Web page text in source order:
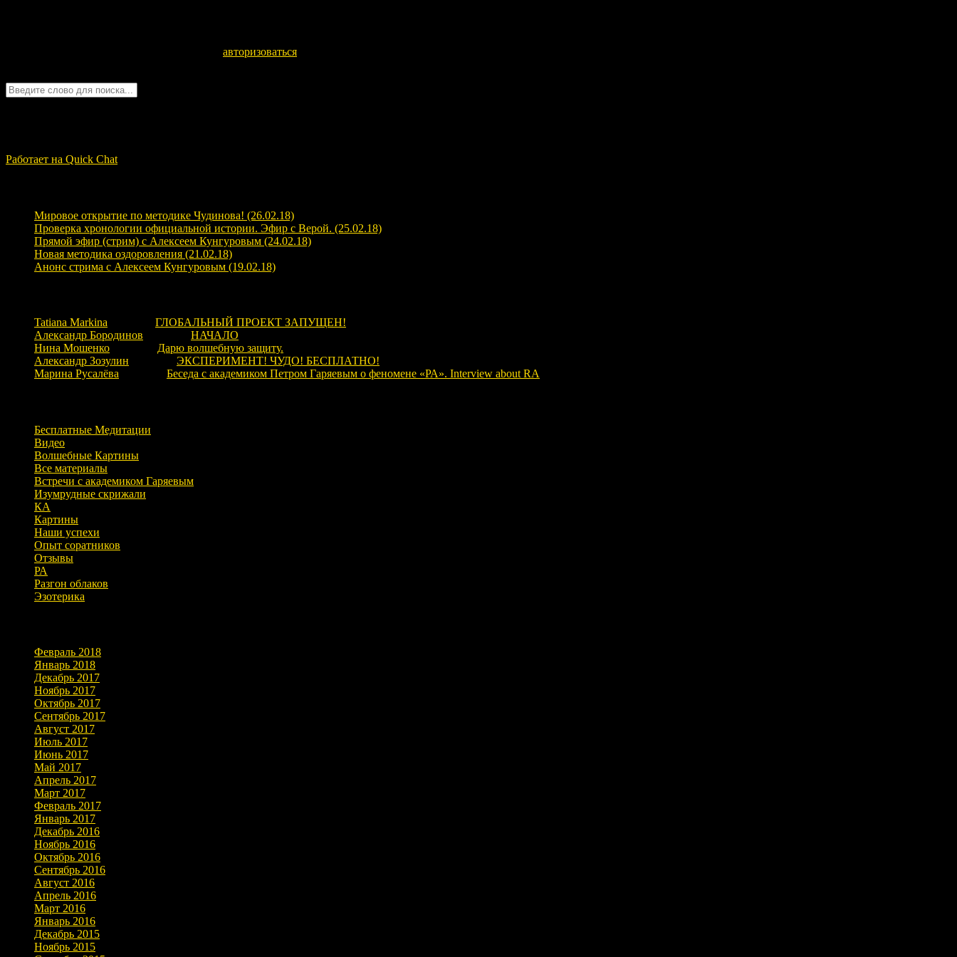
авторизоваться
Работает на Quick Chat
Мировое открытие по методике Чудинова! (26.02.18)
Проверка хронологии официальной истории. Эфир с Верой. (25.02.18)
Прямой эфир (стрим) с Алексеем Кунгуровым (24.02.18)
Новая методика оздоровления (21.02.18)
Анонс стрима с Алексеем Кунгуровым (19.02.18)
Tatiana Markina
ГЛОБАЛЬНЫЙ ПРОЕКТ ЗАПУЩЕН!
Александр Бородинов
НАЧАЛО
Нина Мошенко
Дарю волшебную защиту.
Александр Зозулин
ЭКСПЕРИМЕНТ! ЧУДО! БЕСПЛАТНО!
Марина Русалёва
Беседа с академиком Петром Гаряевым о феномене «РА». Interview about RA
Бесплатные Медитации
Видео
Волшебные Картины
Все материалы
Встречи с академиком Гаряевым
Изумрудные скрижали
КА
Картины
Наши успехи
Опыт соратников
Отзывы
РА
Разгон облаков
Эзотерика
Февраль 2018
Январь 2018
Декабрь 2017
Ноябрь 2017
Октябрь 2017
Сентябрь 2017
Август 2017
Июль 2017
Июнь 2017
Май 2017
Апрель 2017
Март 2017
Февраль 2017
Январь 2017
Декабрь 2016
Ноябрь 2016
Октябрь 2016
Сентябрь 2016
Август 2016
Апрель 2016
Март 2016
Январь 2016
Декабрь 2015
Ноябрь 2015